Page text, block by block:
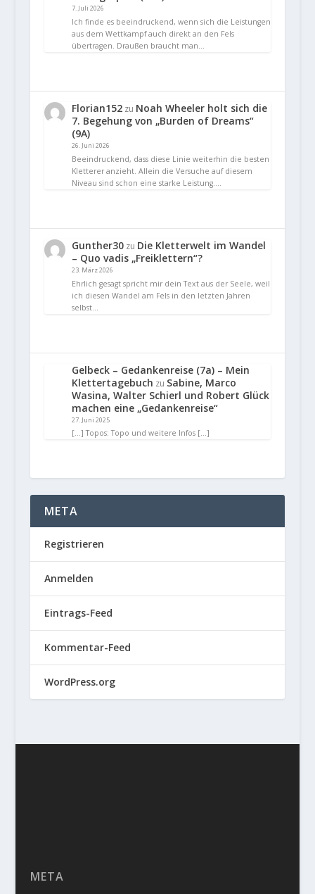
7. Juli 2026
Ich finde es beeindruckend, wenn sich die Leistungen
aus dem Wettkampf auch direkt an den Fels
übertragen. Draußen braucht man…
Florian152zu Noah Wheeler holt sich die
7. Begehung von „Burden of Dreams“
(9A)
26. Juni 2026
Beeindruckend, dass diese Linie weiterhin die besten
Kletterer anzieht. Allein die Versuche auf diesem
Niveau sind schon eine starke Leistung.…
Gunther30zu Die Kletterwelt im Wandel
– Quo vadis „Freiklettern“?
23. März 2026
Ehrlich gesagt spricht mir dein Text aus der Seele, weil
ich diesen Wandel am Fels in den letzten Jahren
selbst…
Gelbeck – Gedankenreise (7a) – Mein
Klettertagebuch zu Sabine, Marco
Wasina, Walter Schierl und Robert Glück
machen eine „Gedankenreise“
27. Juni 2025
[…] Topos: Topo und weitere Infos […]
META
Registrieren
Anmelden
Eintrags-Feed
Kommentar-Feed
WordPress.org
META